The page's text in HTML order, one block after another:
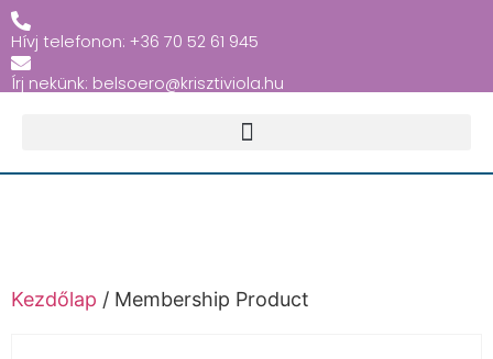
Hívj telefonon: +36 70 52 61 945
Írj nekünk: belsoero@krisztiviola.hu
Kezdőlap / Membership Product